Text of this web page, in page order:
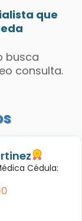
que
busca
consulta.
Cédula: